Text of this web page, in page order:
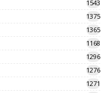
1543
1375
1365
1168
1296
1276
1271